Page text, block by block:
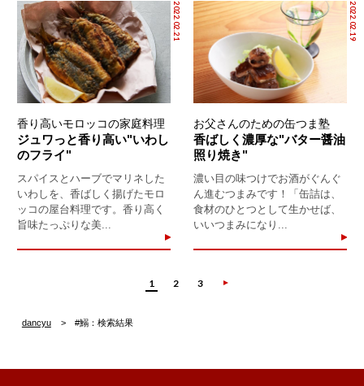
2022.02.21
香り高いモロッコの家庭料理
ジュワっと香り高い"いわし
のフライ"
スパイスとハーブでマリネした
いわしを、香ばしく揚げたモロ
ッコの屋台料理です。香り高く
旨味たっぷりな美...
2022.02.19
お父さんのための缶つま塾
香ばしく濃厚な"バター醤油
照り焼き"
濃い目の味つけでお酒がぐんぐ
ん進むつまみです！「缶詰は、
食材のひとつとして生かせば、
いいつまみになり...
1 2 3
dancyu #鰯：検索結果